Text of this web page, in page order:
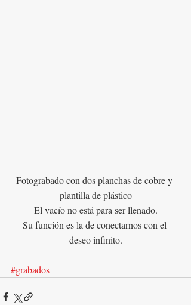
Fotograbado con dos planchas de cobre y
plantilla de plástico
El vacío no está para ser llenado.
Su función es la de conectarnos con el
deseo infinito.
#grabados